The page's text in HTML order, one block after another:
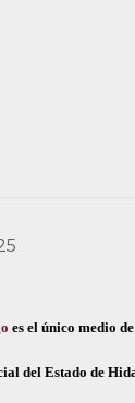
es el único medio
del Estado de